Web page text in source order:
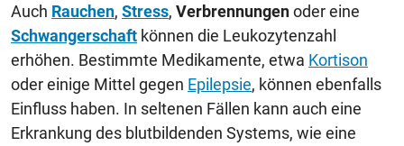
Auch Rauchen, Stress, Verbrennungenoder eine
Schwangerschaft können die Leukozytenzahl
erhöhen. Bestimmte Medikamente, etwa Kortison
oder einige Mittel gegen Epilepsie, können ebenfalls
Einfluss haben. In seltenen Fällen kann auch eine
Erkrankung des blutbildenden Systems, wie eine